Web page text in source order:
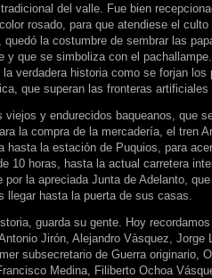
del valle. Fue bien
rosado, para que atendiese el
quedó la costumbre de sembrar las
y que se simboliza con el
la verdadera historia como se forjan los
que superan las fronteras
viejos y endurecidos baqueanos, que
la compra de la mercadería, el tren
hasta la estación de Puquios, para
10 horas, hasta la actual carretera
por la apreciada Junta de Adelanto,
llegar hasta la puerta de sus casas.
guarda su gente. Hoy
Jirón, Alejandro Vàsquez, Jorge
subsecretario de Guerra originario,
Medina, Filiberto Ochoa